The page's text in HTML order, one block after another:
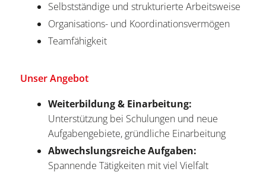
Selbstständige und strukturierte Arbeitsweise
Organisations- und Koordinationsvermögen
Teamfähigkeit
Unser Angebot
Weiterbildung & Einarbeitung:
Unterstützung bei Schulungen und neue
Aufgabengebiete, gründliche Einarbeitung
Abwechslungsreiche Aufgaben:
Spannende Tätigkeiten mit viel Vielfalt